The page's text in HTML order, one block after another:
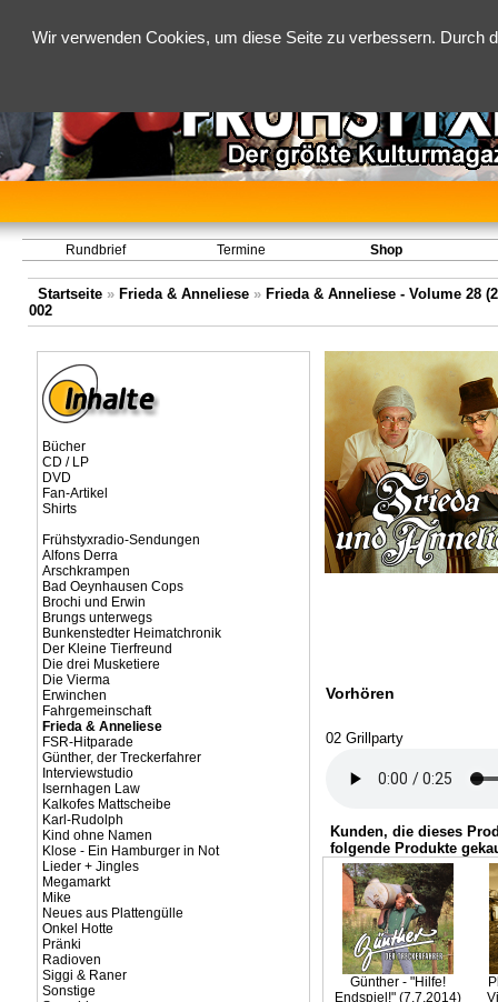
Wir verwenden Cookies, um diese Seite zu verbessern.
Rundbrief Termine Shop
Startseite» Frieda & Anneliese» Frieda & Anneliese - Volume 28
002
Bücher
CD / LP
DVD
Fan-Artikel
Shirts
Frühstyxradio-Sendungen
Alfons Derra
Arschkrampen
Bad Oeynhausen Cops
Brochi und Erwin
Brungs unterwegs
Bunkenstedter Heimatchronik
Der Kleine Tierfreund
Die drei Musketiere
Die Vierma
Erwinchen
Fahrgemeinschaft
Frieda & Anneliese
FSR-Hitparade
Günther, der Treckerfahrer
Interviewstudio
Isernhagen Law
Kalkofes Mattscheibe
Karl-Rudolph
Kind ohne Namen
Klose - Ein Hamburger in Not
Lieder + Jingles
Megamarkt
Mike
Neues aus Plattengülle
Onkel Hotte
Pränki
Radioven
Siggi & Raner
Sonstige
Vorhören
02 Grillparty
Kunden, die dieses
folgende Produkte
Günther - "Hilfe!
Endspiel!" (7.7.2014)